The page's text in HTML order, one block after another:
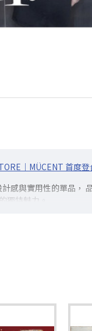
｜MÜCENT 首度
感與實用性的單品
特魅力。